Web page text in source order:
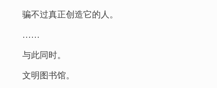
骗不过真正创造它的人。
……
与此同时。
文明图书馆。